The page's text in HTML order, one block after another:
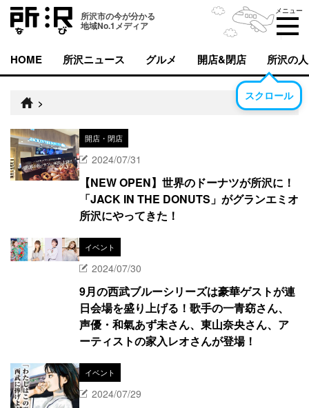
所沢市の今が分かる
地域No.1メディア
メニュー
HOME 所沢ニュース グルメ 開店&閉店 所沢の人
スクロール
>
開店・閉店
2024/07/31
【NEW OPEN】世界のドーナツが所沢に！
「JACK IN THE DONUTS」がグランエミオ
所沢にやってきた！
イベント
2024/07/30
9月の西武ブルーシリーズは豪華ゲストが連
日会場を盛り上げる！歌手の一青窈さん、
声優・和氣あず未さん、東山奈央さん、ア
ーティストの家入レオさんが登場！
イベント
2024/07/29